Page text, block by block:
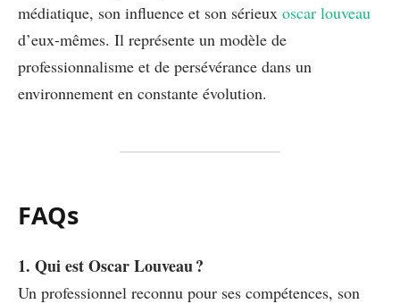
médiatique, son influence et son sérieux oscar louveau
d’eux-mêmes. Il représente un modèle de
professionnalisme et de persévérance dans un
environnement en constante évolution.
FAQs
1. Qui est Oscar Louveau ?
Un professionnel reconnu pour ses compétences, son